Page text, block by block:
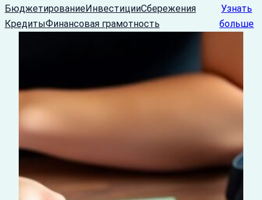
БюджетированиеИнвестицииСбережения
КредитыФинансовая грамотность
Узнать
больше